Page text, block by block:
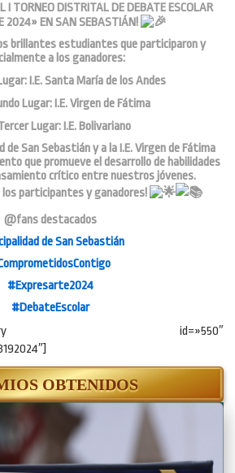
I TORNEO DISTRITAL DE DEBATE ESCOLAR
2024» EN SAN SEBASTIÁN!
brillantes estudiantes que participaron y
a los ganadores:
I.E. Santa María de los Andes
Lugar: I.E. Virgen de Fátima
Lugar: I.E. Bolivariano
de San Sebastián y a la I.E. Virgen de Fátima
que promueve el desarrollo de habilidades
crítico entre nuestros jóvenes.
los participantes y ganadores!
@fans destacados
de San Sebastián
#Expresarte2024
#DebateEscolar
id=»550″
OBTENIDOS